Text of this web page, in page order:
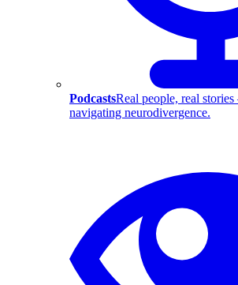
PodcastsReal people, real
navigating neurodivergence.